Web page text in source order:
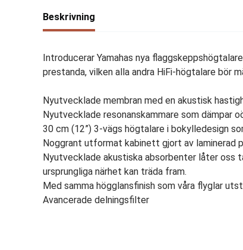
Beskrivning
Introducerar Yamahas nya
prestanda, vilken alla andra HiFi-högtalare bör
Nyutvecklade membran med en akustisk
Nyutvecklade resonanskammare som dämpar
30 cm (12”) 3-vägs högtalare i bokylledesign
Noggrant utformat kabinett gjort av laminerad
Nyutvecklade akustiska absorbenter låter oss
ursprungliga närhet kan träda fram.
Med samma högglansfinish som våra flyglar
Avancerade delningsfilter